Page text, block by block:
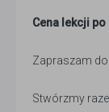
Cena lekcji po
Zapraszam
Stwórzmy